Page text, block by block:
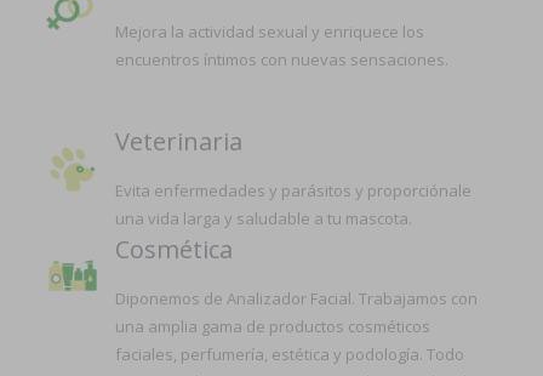
Mejora la actividad sexual y enriquece los
encuentros íntimos con nuevas sensaciones.
Veterinaria
Evita enfermedades y parásitos y proporciónale
una vida larga y saludable a tu mascota.
Cosmética
Diponemos de Analizador Facial. Trabajamos con
una amplia gama de productos cosméticos
faciales, perfumería, estética y podología. Todo